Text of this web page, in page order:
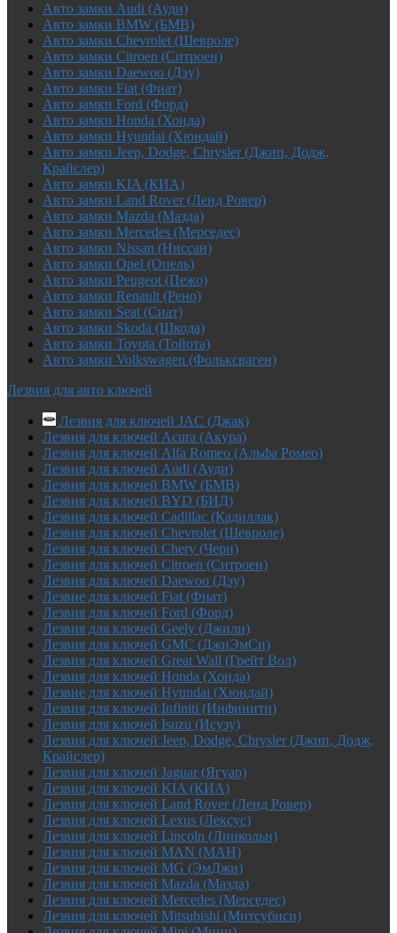
Авто замки Audi (Ауди)
Авто замки BMW (БМВ)
Авто замки Chevrolet (Шевроле)
Авто замки Citroen (Ситроен)
Авто замки Daewoo (Дэу)
Авто замки Fiat (Фиат)
Авто замки Ford (Форд)
Авто замки Honda (Хонда)
Авто замки Hyundai (Хюндай)
Авто замки Jeep, Dodge, Chrysler (Джип, Додж,
Крайслер)
Авто замки KIA (КИА)
Авто замки Land Rover (Ленд Ровер)
Авто замки Mazda (Мазда)
Авто замки Mercedes (Мерседес)
Авто замки Nissan (Ниссан)
Авто замки Opel (Опель)
Авто замки Peugeot (Пежо)
Авто замки Renault (Рено)
Авто замки Seat (Сиат)
Авто замки Skoda (Шкода)
Авто замки Toyota (Тойота)
Авто замки Volkswagen (Фольксваген)
Лезвия для авто ключей
Лезвия для ключей JAC (Джак)
Лезвия для ключей Acura (Акура)
Лезвия для ключей Alfa Romeo (Альфа Ромео)
Лезвия для ключей Audi (Ауди)
Лезвия для ключей BMW (БМВ)
Лезвия для ключей BYD (БИД)
Лезвия для ключей Cadillac (Кадиллак)
Лезвия для ключей Chevrolet (Шевроле)
Лезвия для ключей Chery (Чери)
Лезвия для ключей Citroen (Ситроен)
Лезвия для ключей Daewoo (Дэу)
Лезвие для ключей Fiat (Фиат)
Лезвия для ключей Ford (Форд)
Лезвия для ключей Geely (Джили)
Лезвия для ключей GMC (ДжиЭмСи)
Лезвия для ключей Great Wall (Грейт Вол)
Лезвия для ключей Honda (Хонда)
Лезвие для ключей Hyundai (Хюндай)
Лезвия для ключей Infiniti (Инфинити)
Лезвия для ключей Isuzu (Исузу)
Лезвия для ключей Jeep, Dodge, Chrysler (Джип, Додж,
Крайслер)
Лезвия для ключей Jaguar (Ягуар)
Лезвия для ключей KIA (КИА)
Лезвия для ключей Land Rover (Ленд Ровер)
Лезвия для ключей Lexus (Лексус)
Лезвия для ключей Lincoln (Линкольн)
Лезвия для ключей MAN (МАН)
Лезвия для ключей MG (ЭмДжи)
Лезвия для ключей Mazda (Мазда)
Лезвия для ключей Mercedes (Мерседес)
Лезвия для ключей Mitsubishi (Митсубиси)